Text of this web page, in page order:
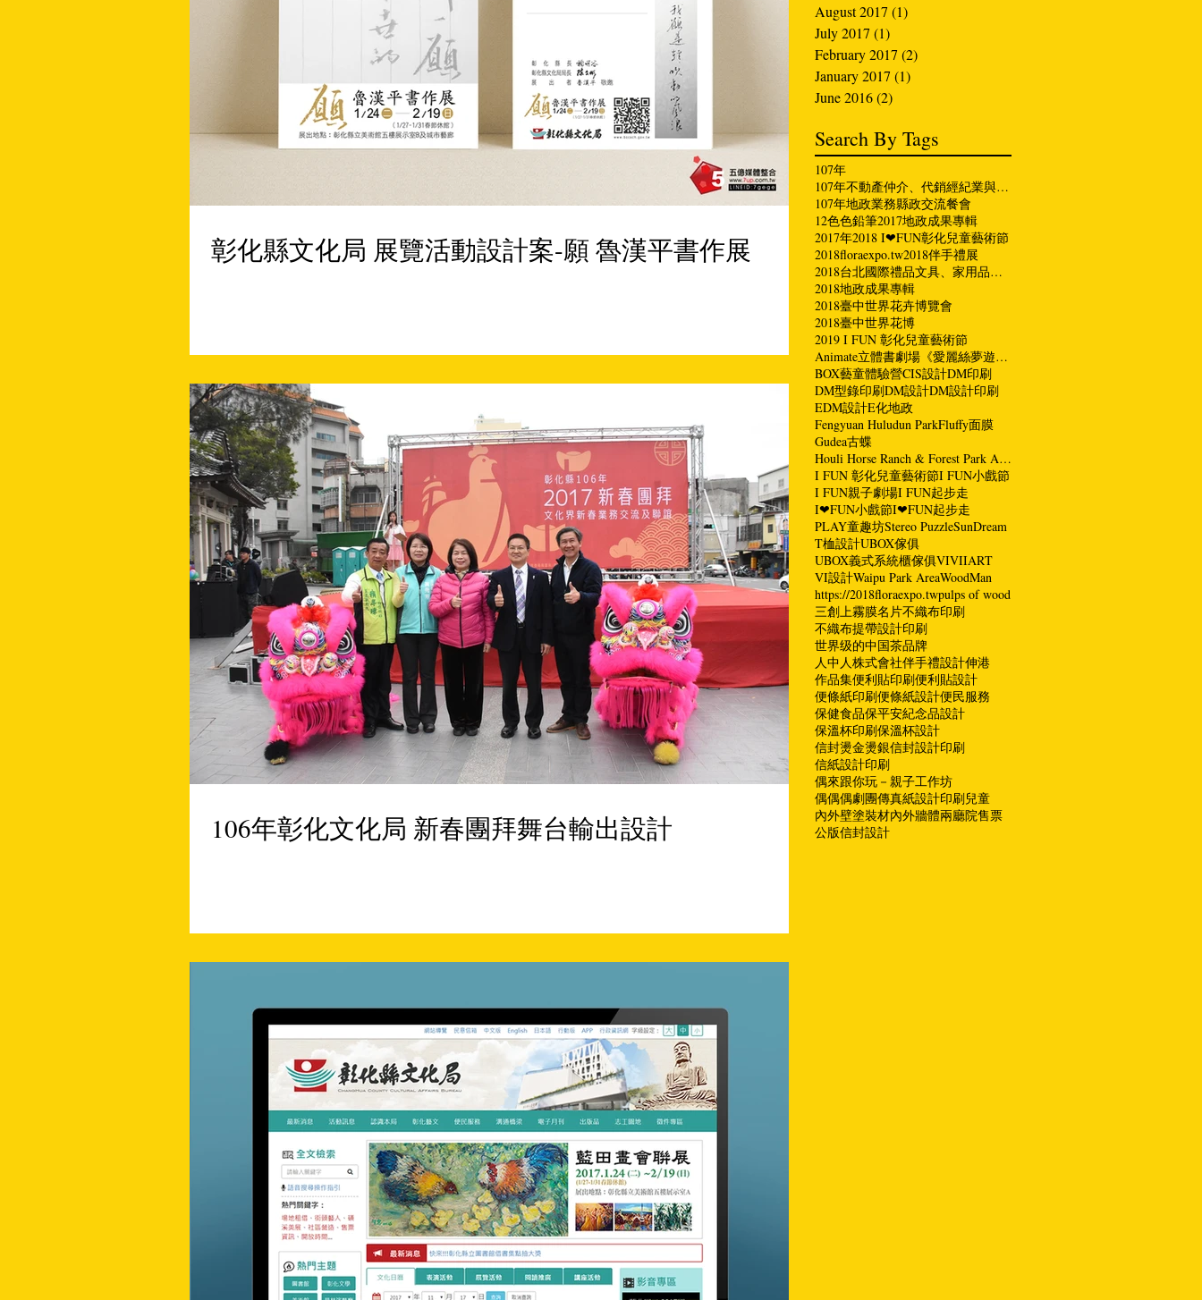
彰化縣文化局 展覽活動設計案-願 魯漢平書作展
106年彰化文化局 新春團拜舞台輸出設計
August 2017 (1)
July 2017 (1)
February 2017 (2)
January 2017 (1)
June 2016(2)
Search By Tags
107年
107年不動產仲介、代銷經紀業與縣長有約座談會
107年地政業務縣政交流餐會
12色色鉛筆2017地政成果專輯
2017年2018 I❤FUN彰化兒童藝術節
2018floraexpo.tw2018伴手禮展
2018台北國際禮品文具、家用品、伴手禮展
2018地政成果專輯
2018臺中世界花卉博覽會
2018臺中世界花博
2019 I FUN 彰化兒童藝術節
Animate立體書劇場《愛麗絲夢遊仙境》
BOX藝童體驗營CIS設計DM印刷
DM型錄印刷DM設計DM設計印刷
EDM設計E化地政
Fengyuan Huludun ParkFluffy面膜
Gudea古蝶
Houli Horse Ranch & Forest Park Area
I FUN 彰化兒童藝術節I FUN小戲節
I FUN親子劇場I FUN起步走
I❤FUN小戲節I❤FUN起步走
PLAY童趣坊Stereo PuzzleSunDream
T桖設計UBOX傢俱
UBOX義式系統櫃傢俱VIVIIART
VI設計Waipu Park AreaWoodMan
https://2018floraexpo.twpulps of wood
三創 上霧膜名片不織布印刷
不織布提帶設計印刷
世界级的中国茶品牌
人中人株式會社伴手禮設計伸港
作品集便利貼印刷便利貼設計
便條紙印刷便條紙設計便民服務
保健食品保平安紀念品設計
保溫杯印刷保溫杯設計
信封燙金燙銀信封設計印刷
信紙設計印刷
偶來跟你玩－親子工作坊
偶偶偶劇團傳真紙設計印刷兒童
內外壁塗裝材內外牆體兩廳院售票
公版信封設計